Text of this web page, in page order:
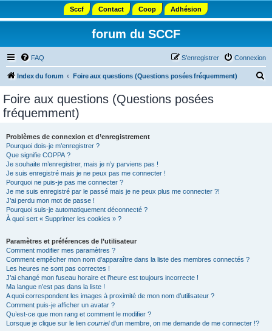
Sccf Contact Coop Adhésion
forum du SCCF
FAQ Connexion
S’enregistrer
Index du forum Foire aux questions (Questions posées fréquemment)
Foire aux questions (Questions posées
fréquemment)
Problèmes de connexion et d’enregistrement
Pourquoi dois-je m’enregistrer ?
Que signifie COPPA ?
Je souhaite m’enregistrer, mais je n’y parviens pas !
Je suis enregistré mais je ne peux pas me connecter !
Pourquoi ne puis-je pas me connecter ?
Je me suis enregistré par le passé mais je ne peux plus me connecter ?!
J’ai perdu mon mot de passe !
Pourquoi suis-je automatiquement déconnecté ?
À quoi sert « Supprimer les cookies » ?
Paramètres et préférences de l’utilisateur
Comment modifier mes paramètres ?
Comment empêcher mon nom d’apparaître dans la liste des membres connectés ?
Les heures ne sont pas correctes !
J’ai changé mon fuseau horaire et l’heure est toujours incorrecte !
Ma langue n’est pas dans la liste !
A quoi correspondent les images à proximité de mon nom d’utilisateur ?
Comment puis-je afficher un avatar ?
Qu’est-ce que mon rang et comment le modifier ?
Lorsque je clique sur le lien courrield’un membre, on me demande de me connecter !?